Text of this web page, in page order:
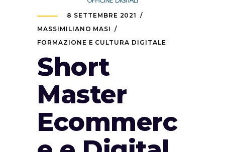
8 SETTEMBRE 2021
MASSIMILIANO MASI
FORMAZIONE E CULTURA DIGITALE
Short
Master
Ecommerc